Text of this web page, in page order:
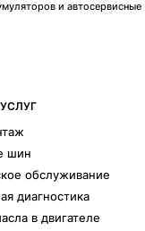
и автосервисные
шин
обслуживание
диагностика
в двигателе